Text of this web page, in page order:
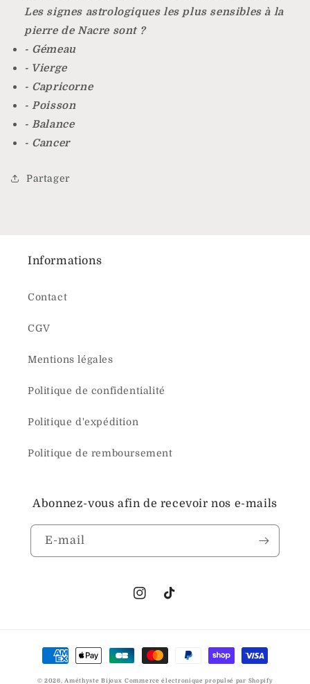
Les signes astrologiques les plus sensibles à la
pierre de Nacre sont ?
- Gémeau
- Vierge
- Capricorne
- Poisson
- Balance
- Cancer
Partager
Informations
Contact
CGV
Mentions légales
Politique de confidentialité
Politique d'expédition
Politique de remboursement
Abonnez-vous afin de recevoir nos e-mails
E-mail
Instagram
TikTok
Moyens
de
© 2026,Améthyste Bijoux Commerce électronique propulsé par Shopify